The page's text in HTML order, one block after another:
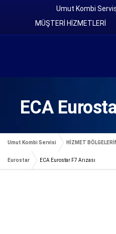
Umut Kombi
MÜŞTERİ HİZMETLERİ
ECA
Umut Kombi Servisi HİZMET
Eurostar ECA Eurostar F7 Arızası